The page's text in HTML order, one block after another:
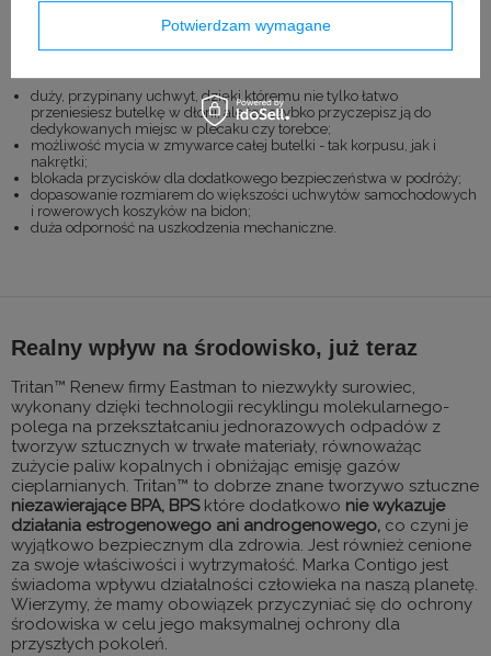
Jest jeszcze przynajmniej kilka ważnych plusów, którymi
duży, przypinany uchwyt, dzięki któremu nie tylko łatwo
przeniesiesz butelkę w dłoni, ale też szybko przyczepisz ją do
dedykowanych miejsc w plecaku czy torebce;
możliwość mycia w zmywarce całej butelki - tak korpusu, jak i
nakrętki;
blokada przycisków dla dodatkowego bezpieczeństwa w podróży;
dopasowanie rozmiarem do większości uchwytów samochodowych
i rowerowych koszyków na bidon;
duża odporność na uszkodzenia mechaniczne.
Realny wpływ na środowisko, już teraz
Tritan™ Renew firmy Eastman to niezwykły surowiec,
wykonany dzięki technologii recyklingu molekularnego-
polega na przekształcaniu jednorazowych odpadów z
tworzyw sztucznych w trwałe materiały, równoważąc
zużycie paliw kopalnych i obniżając emisję gazów
cieplarnianych. Tritan™ to dobrze znane tworzywo sztuczne
niezawierające BPA, BPS które dodatkowo nie wykazuje
działania estrogenowego ani androgenowego, co czyni je
wyjątkowo bezpiecznym dla zdrowia. Jest również cenione
za swoje właściwości i wytrzymałość. Marka Contigo jest
świadoma wpływu działalności człowieka na naszą planetę.
Wierzymy, że mamy obowiązek przyczyniać się do ochrony
środowiska w celu jego maksymalnej ochrony dla
przyszłych pokoleń.
Potwierdzam wymagane